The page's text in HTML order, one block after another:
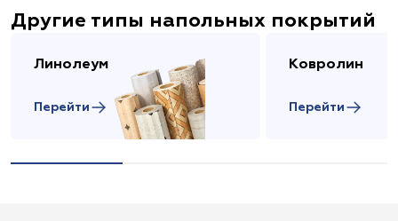
Другие типы напольных покрытий
Линолеум
Перейти
Ковролин
Перейти